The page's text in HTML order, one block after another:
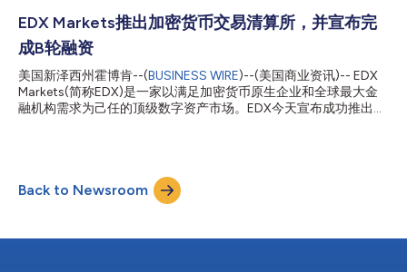
EDXM Global的新永续期货场所位于东京Equinix的TY3数据中心，
设有中央清算所并采用单一净额结算流程，从而减少了交易所需的
前期资本，并将信用风险降至最低。该场所还具有独特的破产风险
隔离结构，使会员能够保留对其货币存款的所有权。该场所可通过
GUI或API访问，将于本月开始客户引导流程。更多信息可在
www.edxmarkets.com/edxmglobal查阅。 新场所将在EDXM
Global新任首席执行官Kai Kono的领导下启用，他自2018年以来
EDX Markets推出加密货币交易清算所，并宣布完
成B轮融资
美国新泽西州霍博肯--(BUSINESS WIRE)--(美国商业资讯)-- EDX
Markets(简称EDX)是一家以满足加密货币原生企业和全球最大金
融机构需求为己任的顶级数字资产市场。EDX今天宣布成功推出数
的推出，市场成员无需签订双边交易协议，即可从竞争激烈的非托
管市场中获益。所有在EDX市场上匹配的交易都通过EDXC在单一
的净结算过程中结算，此举提高了操作效率并减少交易所需的前期
EDX Clearing推出之际，该公司刚刚完成B轮融资，Pantera
Back to Newsroom